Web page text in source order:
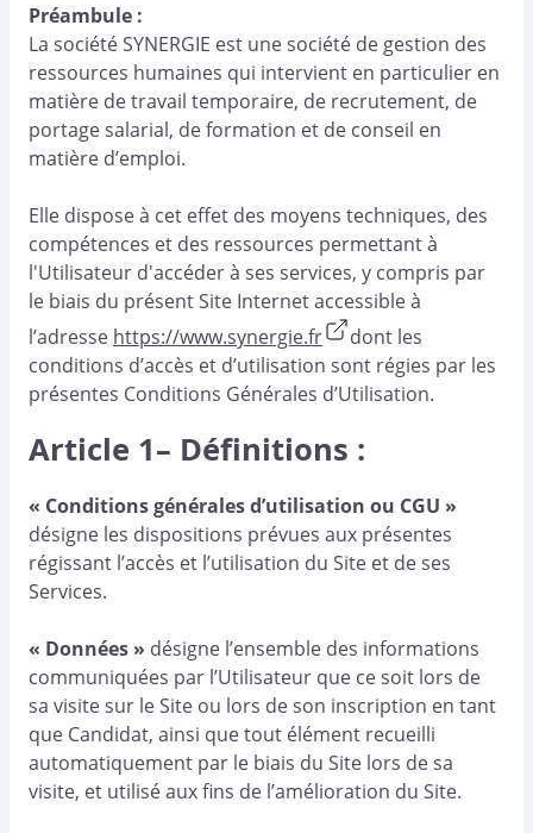
Préambule :
La société SYNERGIE est une société de gestion des
ressources humaines qui intervient en particulier en
matière de travail temporaire, de recrutement, de
portage salarial, de formation et de conseil en
matière d’emploi.
Elle dispose à cet effet des moyens techniques, des
compétences et des ressources permettant à
l'Utilisateur d'accéder à ses services, y compris par
le biais du présent Site Internet accessible à
l’adresse https://www.synergie.fr
dont les
conditions d’accès et d’utilisation sont régies par les
présentes Conditions Générales d’Utilisation.
Article 1– Définitions :
« Conditions générales d’utilisation ou CGU »
désigne les dispositions prévues aux présentes
régissant l’accès et l’utilisation du Site et de ses
Services.
« Données » désigne l’ensemble des informations
communiquées par l’Utilisateur que ce soit lors de
sa visite sur le Site ou lors de son inscription en tant
que Candidat, ainsi que tout élément recueilli
automatiquement par le biais du Site lors de sa
visite, et utilisé aux fins de l’amélioration du Site.